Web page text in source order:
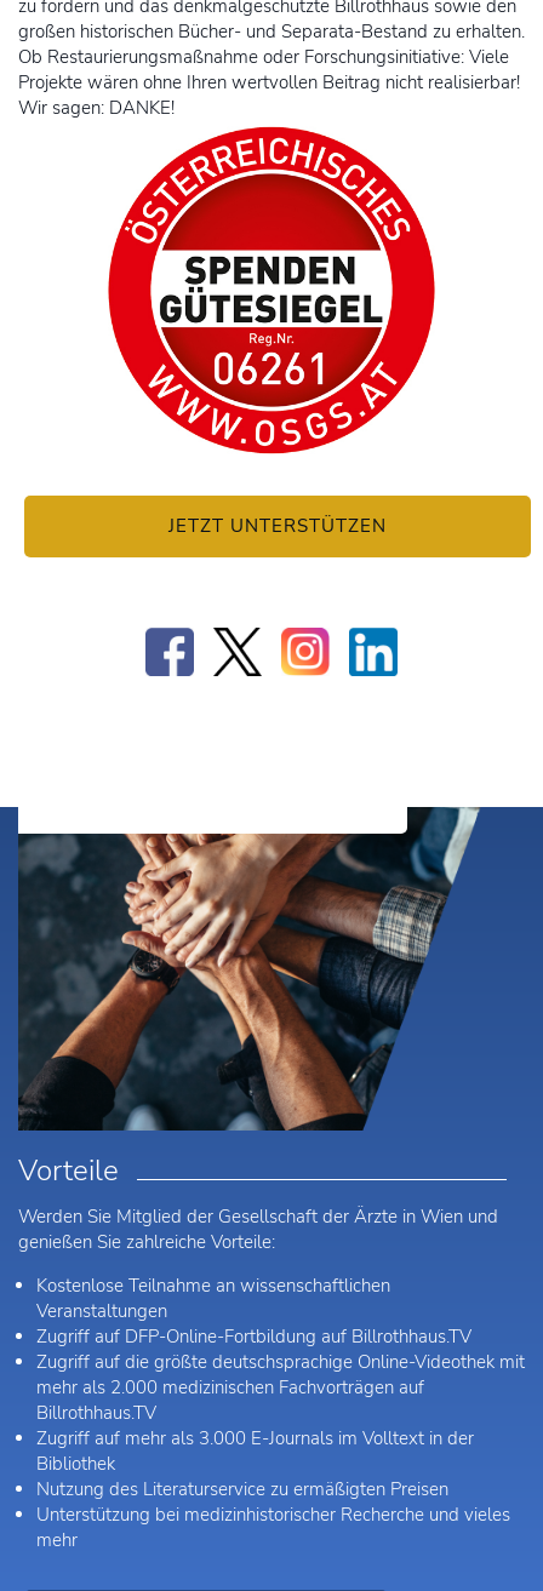
zu fördern und das denkmalgeschützte Billrothhaus sowie den
großen historischen Bücher- und Separata-Bestand zu erhalten.
Ob Restaurierungsmaßnahme oder Forschungsinitiative: Viele
Projekte wären ohne Ihren wertvollen Beitrag nicht realisierbar!
Wir sagen: DANKE!
JETZT UNTERSTÜTZEN
Vorteile
Werden Sie Mitglied der Gesellschaft der Ärzte in Wien und
genießen Sie zahlreiche Vorteile:
Kostenlose Teilnahme an wissenschaftlichen
Veranstaltungen
Zugriff auf DFP-Online-Fortbildung auf Billrothhaus.TV
Zugriff auf die größte deutschsprachige Online-Videothek mit
mehr als 2.000 medizinischen Fachvorträgen auf
Billrothhaus.TV
Zugriff auf mehr als 3.000 E-Journals im Volltext in der
Bibliothek
Nutzung des Literaturservice zu ermäßigten Preisen
Unterstützung bei medizinhistorischer Recherche und vieles
mehr